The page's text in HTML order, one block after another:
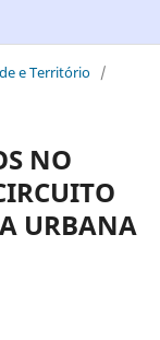
e Território /
NO
URBANA